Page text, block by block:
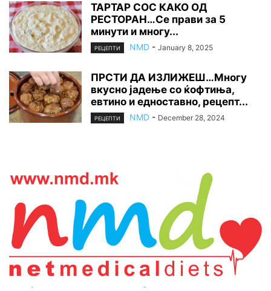
ТАРТАР СОС КАКО ОД
РЕСТОРАН…Се прави за 5
минути и многу...
РЕЦЕПТИ NMD - January 8, 2025
ПРСТИ ДА ИЗЛИЖЕШ…Многу
вкусно јадење со ќофтиња,
евтино и едноставно, рецепт...
РЕЦЕПТИ NMD - December 28, 2024